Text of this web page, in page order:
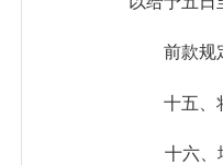
前款规定
十五、将
十六、增